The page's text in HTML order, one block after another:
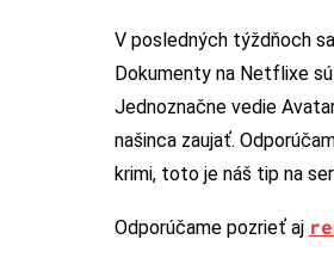
V posledných týždňoch
Dokumenty na Netflixe
Jednoznačne vedie
našinca zaujať.
krimi, toto je náš tip na
Odporúčame pozrieť aj